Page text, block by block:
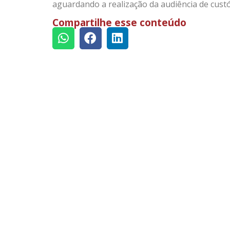
aguardando a realização da audiência de
Compartilhe esse conteúdo